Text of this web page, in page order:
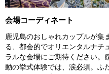
会場コーディネート
鹿児島のおしゃれカップルが集
る、都会的でオリエンタルナチュ
ラルな会場にご期待ください。
動の挙式体験では、涙必須。ふ